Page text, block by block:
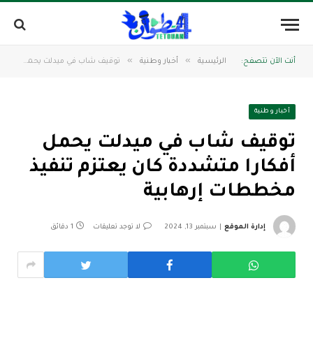
أنت الآن تتصفح: الرئيسية » أخبار وطنية » توقيف شاب في ميدلت يحمل أفكارا متشددة كان يعتزم تنفيذ مخططات إرهابية
أخبار وطنية
توقيف شاب في ميدلت يحمل
أفكارا متشددة كان يعتزم تنفيذ
مخططات إرهابية
إدارة الموقع سبتمبر 13, 2024 لا توجد تعليقات 1 دقائق